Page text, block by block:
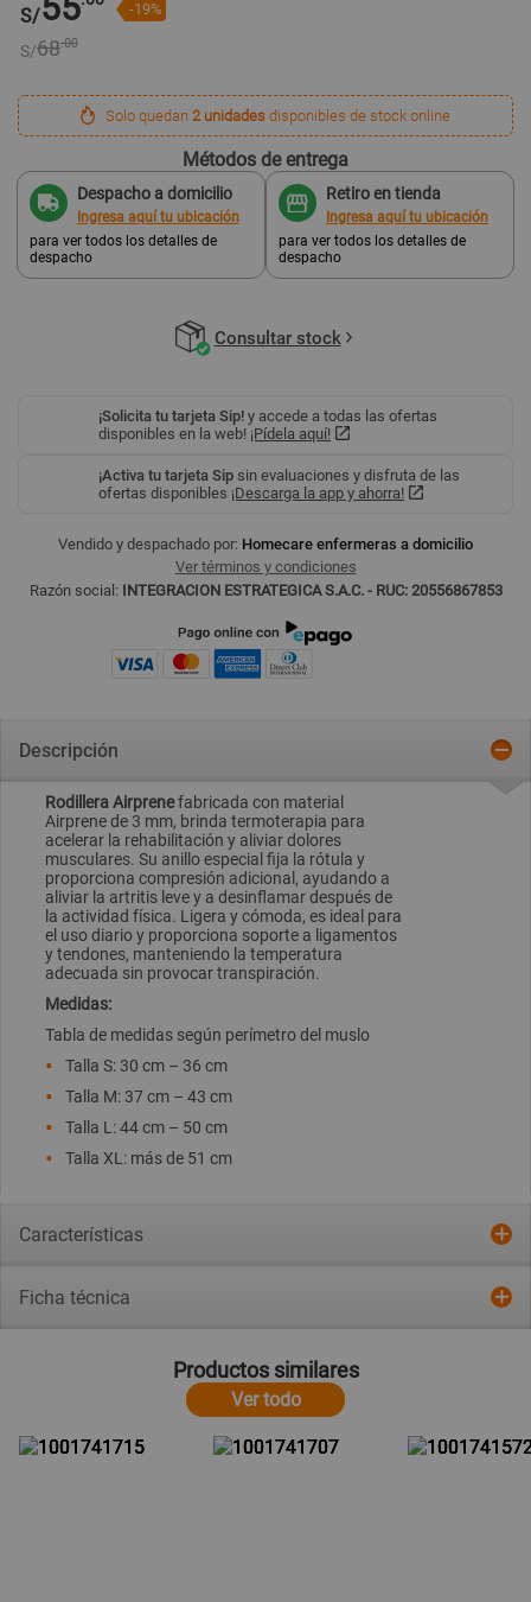
S/ -19%
S/68.00
Solo quedan2 unidades disponibles de stock online
Métodos de entrega
Despacho a domicilio
Ingresa aquí tu ubicación
para ver todos los detalles de
despacho
Retiro en tienda
Ingresa aquí tu ubicación
para ver todos los detalles de
despacho
Consultar stock
¡Solicita tu tarjeta Sip! y accede a todas las ofertas
disponibles en la web! ¡Pídela aquí!
¡Activa tu tarjeta Sip sin evaluaciones y disfruta de las
ofertas disponibles ¡Descarga la app y ahorra!
Vendido y despachado por: Homecare enfermeras a domicilio
Ver términos y condiciones
Razón social: INTEGRACION ESTRATEGICA S.A.C. - RUC: 20556867853
Descripción
Rodillera Airprenefabricada con material
Airprene de 3 mm, brinda termoterapia para
acelerar la rehabilitación y aliviar dolores
musculares. Su anillo especial fija la rótula y
proporciona compresión adicional, ayudando a
aliviar la artritis leve y a desinflamar después de
la actividad física. Ligera y cómoda, es ideal para
el uso diario y proporciona soporte a ligamentos
y tendones, manteniendo la temperatura
adecuada sin provocar transpiración.
Medidas:
Tabla de medidas según perímetro del muslo
Talla S: 30 cm – 36 cm
Talla M: 37 cm – 43 cm
Talla L: 44 cm – 50 cm
Talla XL: más de 51 cm
Características
Ficha técnica
Productos similares
Ver todo